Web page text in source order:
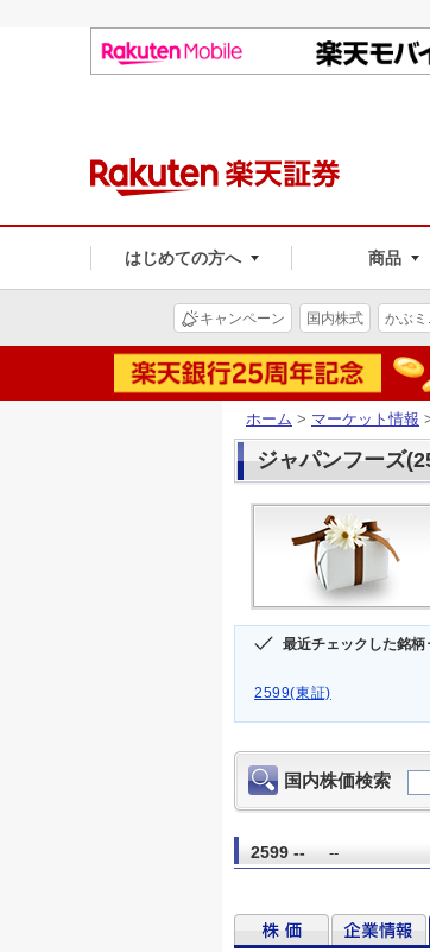
はじめての方へ 商品
キャンペーン 国内株式 かぶミ
ホーム > マーケット情報
ジャパンフーズ
最近チェックした銘柄
2599(東証)